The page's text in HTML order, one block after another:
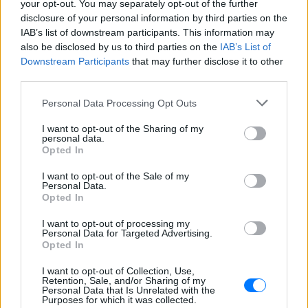
your opt-out. You may separately opt-out of the further
disclosure of your personal information by third parties on the
IAB’s list of downstream participants. This information may
also be disclosed by us to third parties on the IAB’s List of
Downstream Participants that may further disclose it to other
Personal Data Processing Opt Outs
I want to opt-out of the Sharing of my
personal data.
Opted In
I want to opt-out of the Sale of my
Personal Data.
Opted In
I want to opt-out of processing my
Personal Data for Targeted Advertising.
Opted In
I want to opt-out of Collection, Use,
Retention, Sale, and/or Sharing of my
Personal Data that Is Unrelated with the
Purposes for which it was collected.
ΔΕΙΤΕ ΕΠΙΣΗΣ
Γιώργος Λιάγκας και Μαρία